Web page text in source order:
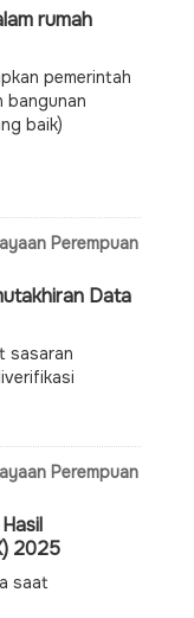
rumah
pemerintah
bangunan
baik)
Perempuan
Data
sasaran
Perempuan
2025
saat